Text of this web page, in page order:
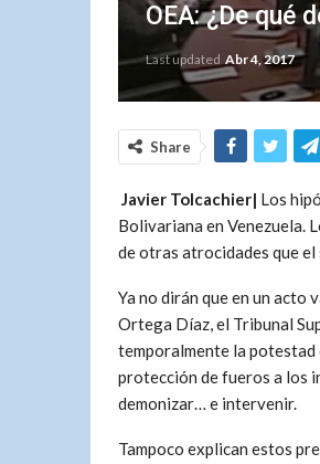
OEA: ¿De qué
Last updated Abr 4, 2017
Share
Javier Tolcachier| Los
Bolivariana en Venezuela.
de otras atrocidades que
Ya no dirán que en un acto
Ortega Díaz, el Tribunal
temporalmente la potestad
protección de fueros a los
demonizar… e intervenir.
Tampoco explican estos